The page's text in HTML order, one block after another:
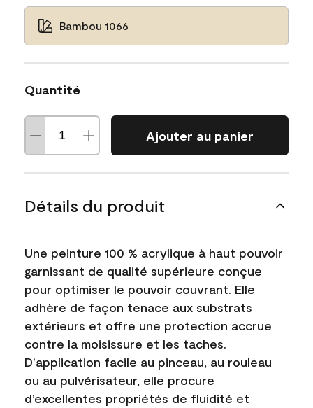
Bambou 1066
Quantité
Ajouter au panier
Détails du produit
Une peinture 100 % acrylique à haut pouvoir
garnissant de qualité supérieure conçue
pour optimiser le pouvoir couvrant. Elle
adhère de façon tenace aux substrats
extérieurs et offre une protection accrue
contre la moisissure et les taches.
D’application facile au pinceau, au rouleau
ou au pulvérisateur, elle procure
d’excellentes propriétés de fluidité et